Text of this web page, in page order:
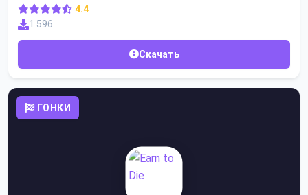
4.4
1 596
Скачать
ГОНКИ